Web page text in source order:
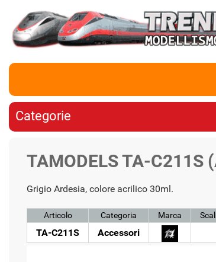
Categorie
TAMODELS TA-C211S
Grigio Ardesia, colore acrilico 30ml.
Articolo
TA-C211S
Categoria
Accessori
Marca